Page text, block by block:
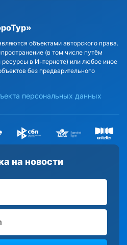
на новости
объектами авторского права.
(в том числе путём
ресурсы в Интернете) или любое иное
без предварительного
персональных данных